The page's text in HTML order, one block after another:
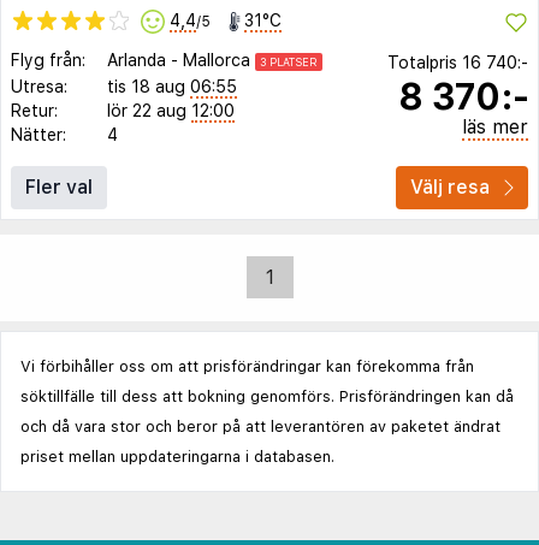
4,4/5 31°C
Flyg från: Arlanda - Mallorca 3 PLATSER
Utresa: tis 18 aug 06:55
Retur:
lör 22 aug 12:00
Nätter:
4
Totalpris 16 740:-
8 370:-
läs mer
Fler val Välj resa
1
Vi förbihåller oss om att prisförändringar kan förekomma från
söktillfälle till dess att bokning genomförs. Prisförändringen kan då
och då vara stor och beror på att leverantören av paketet ändrat
priset mellan uppdateringarna i databasen.